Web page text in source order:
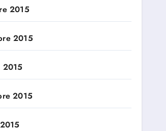
2015
2015
2015
2015